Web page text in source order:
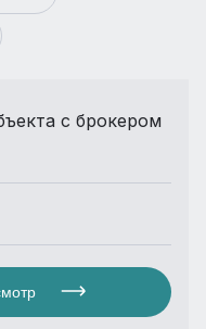
с брокером